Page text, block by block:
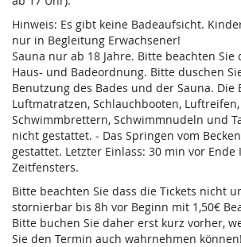
Hinweis: Es gibt keine Badeaufsicht.
nur in Begleitung Erwachsener!
Sauna nur ab 18 Jahre. Bitte beachten Sie
Haus- und Badeordnung. Bitte duschen
Benutzung des Bades und der Sauna. Die
Luftmatratzen, Schlauchbooten,
Schwimmbrettern, Schwimmnudeln und
nicht gestattet. - Das Springen vom
gestattet. Letzter Einlass: 30 min vor
Zeitfensters.
Bitte beachten Sie dass die Tickets nicht
stornierbar bis 8h vor Beginn mit 1,50€
Bitte buchen Sie daher erst kurz vorher,
Sie den Termin auch wahrnehmen